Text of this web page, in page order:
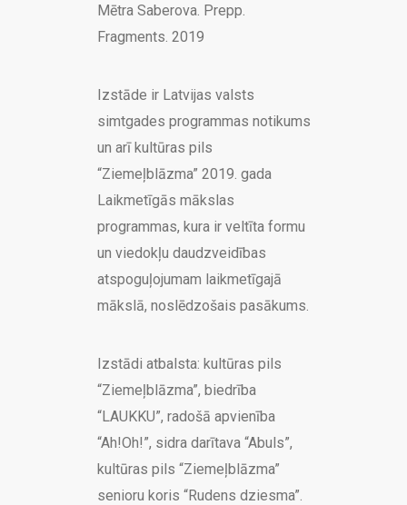
Mētra Saberova. Prepp.
Fragments. 2019
Izstāde ir Latvijas valsts
simtgades programmas notikums
un arī kultūras pils
“Ziemeļblāzma” 2019. gada
Laikmetīgās mākslas
programmas, kura ir veltīta formu
un viedokļu daudzveidības
atspoguļojumam laikmetīgajā
mākslā, noslēdzošais pasākums.
Izstādi atbalsta: kultūras pils
“Ziemeļblāzma”, biedrība
“LAUKKU”, radošā apvienība
“Ah!Oh!”, sidra darītava “Abuls”,
kultūras pils “Ziemeļblāzma”
senioru koris “Rudens dziesma”.